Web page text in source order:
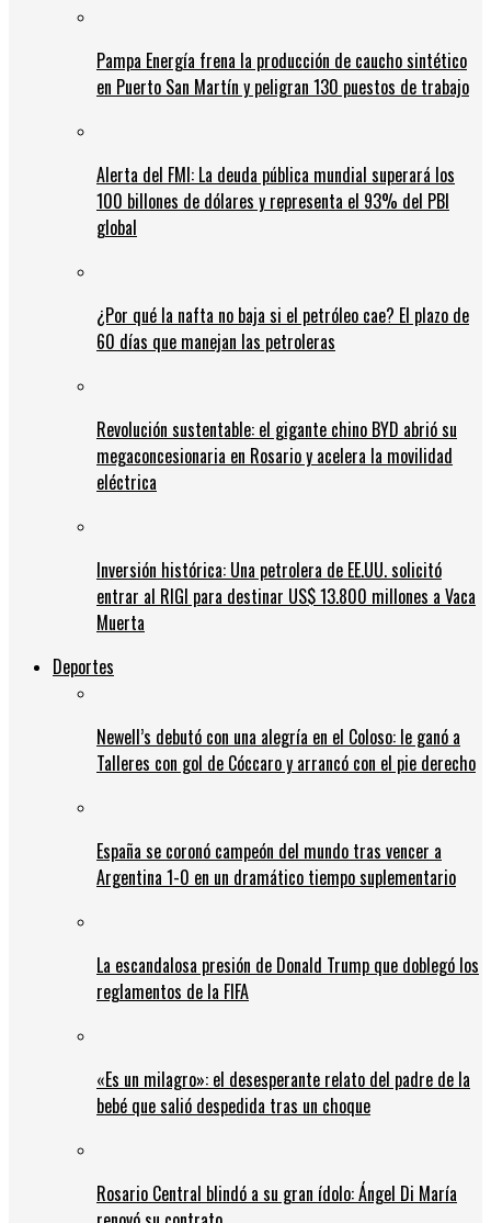
Pampa Energía frena la producción de caucho sintético
en Puerto San Martín y peligran 130 puestos de trabajo
Alerta del FMI: La deuda pública mundial superará los
100 billones de dólares y representa el 93% del PBI
global
¿Por qué la nafta no baja si el petróleo cae? El plazo de
60 días que manejan las petroleras
Revolución sustentable: el gigante chino BYD abrió su
megaconcesionaria en Rosario y acelera la movilidad
eléctrica
Inversión histórica: Una petrolera de EE.UU. solicitó
entrar al RIGI para destinar US$ 13.800 millones a Vaca
Muerta
Deportes
Newell’s debutó con una alegría en el Coloso: le ganó a
Talleres con gol de Cóccaro y arrancó con el pie derecho
España se coronó campeón del mundo tras vencer a
Argentina 1-0 en un dramático tiempo suplementario
La escandalosa presión de Donald Trump que doblegó los
reglamentos de la FIFA
«Es un milagro»: el desesperante relato del padre de la
bebé que salió despedida tras un choque
Rosario Central blindó a su gran ídolo: Ángel Di María